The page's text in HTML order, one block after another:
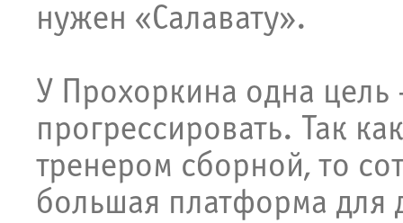
нужен «Салавату».
У Прохоркина одна
прогрессировать. Так
тренером сборной, то
большая платформа для